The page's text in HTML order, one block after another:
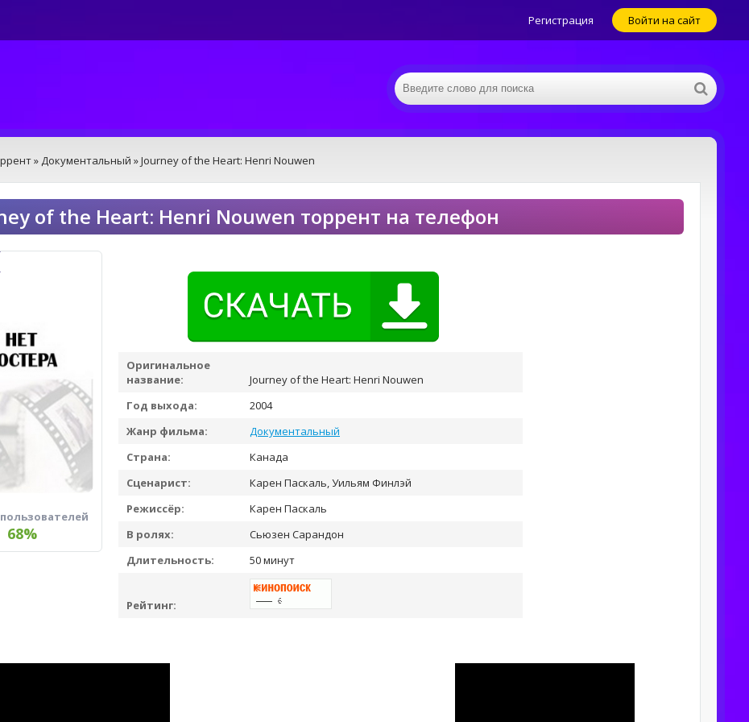
Регистрация Войти на сайт
» Документальный » Journey of the Heart: Henri Nouwen
of the Heart: Henri Nouwen торрент на телефон
68%
Оригинальное
название:
Journey of the Heart: Henri Nouwen
Год выхода:
2004
Жанр фильма:
Документальный
Страна:
Канада
Сценарист:
Карен Паскаль, Уильям Финлэй
Режиссёр:
Карен Паскаль
В ролях:
Сьюзен Сарандон
Длительность:
50 минут
Рейтинг: